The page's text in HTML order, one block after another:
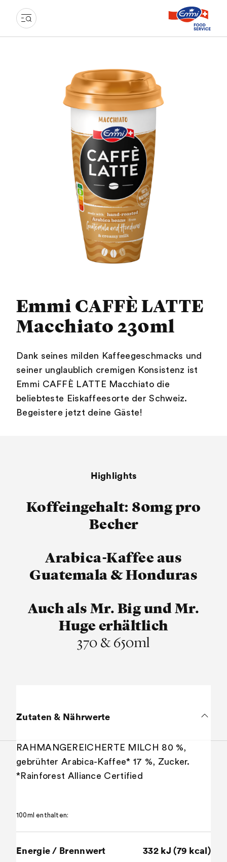
Emmi CAFFÈ LATTE
Macchiato 230ml
Dank seines milden Kaffeegeschmacks und
seiner unglaublich cremigen Konsistenz ist
Emmi CAFFÈ LATTE Macchiato die
beliebteste Eiskaffeesorte der Schweiz.
Begeistere jetzt deine Gäste!
Highlights
Koffeingehalt: 80mg pro
Becher
Arabica-Kaffee aus
Guatemala & Honduras
Auch als Mr. Big und Mr.
Huge erhältlich
370 & 650ml
Zutaten & Nährwerte
RAHMANGEREICHERTE MILCH 80 %,
gebrühter Arabica-Kaffee* 17 %, Zucker.
*Rainforest Alliance Certified
100ml enthalten:
Energie / Brennwert 332 kJ (79 kcal)